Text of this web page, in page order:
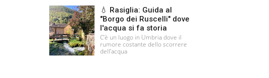
💧 Rasiglia: Guida al
"Borgo dei Ruscelli" dove
l'acqua si fa storia
C’è un luogo in Umbria dove il
rumore costante dello scorrere
dell’acqua